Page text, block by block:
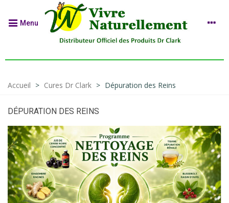
Menu
Accueil > Cures Dr Clark > Dépuration des Reins
DÉPURATION DES REINS